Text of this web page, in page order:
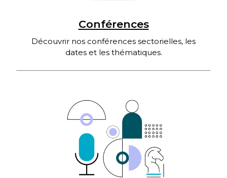
Conférences
Découvrir nos conférences sectorielles, les
dates et les thématiques.